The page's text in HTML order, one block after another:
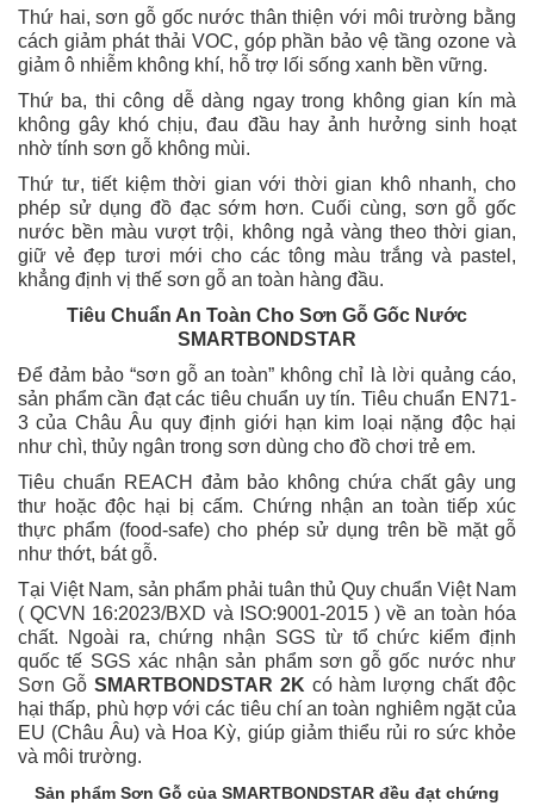
Thứ hai, sơn gỗ gốc nước thân thiện với môi trường bằng
cách giảm phát thải VOC, góp phần bảo vệ tầng ozone và
giảm ô nhiễm không khí, hỗ trợ lối sống xanh bền vững.
Thứ ba, thi công dễ dàng ngay trong không gian kín mà
không gây khó chịu, đau đầu hay ảnh hưởng sinh hoạt
nhờ tính sơn gỗ không mùi.
Thứ tư, tiết kiệm thời gian với thời gian khô nhanh, cho
phép sử dụng đồ đạc sớm hơn. Cuối cùng, sơn gỗ gốc
nước bền màu vượt trội, không ngả vàng theo thời gian,
giữ vẻ đẹp tươi mới cho các tông màu trắng và pastel,
khẳng định vị thế sơn gỗ an toàn hàng đầu.
Tiêu Chuẩn An Toàn Cho Sơn Gỗ Gốc Nước
SMARTBONDSTAR
Để đảm bảo “sơn gỗ an toàn” không chỉ là lời quảng cáo,
sản phẩm cần đạt các tiêu chuẩn uy tín. Tiêu chuẩn EN71-
3 của Châu Âu quy định giới hạn kim loại nặng độc hại
như chì, thủy ngân trong sơn dùng cho đồ chơi trẻ em.
Tiêu chuẩn REACH đảm bảo không chứa chất gây ung
thư hoặc độc hại bị cấm. Chứng nhận an toàn tiếp xúc
thực phẩm (food-safe) cho phép sử dụng trên bề mặt gỗ
như thớt, bát gỗ.
Tại Việt Nam, sản phẩm phải tuân thủ Quy chuẩn Việt Nam
( QCVN 16:2023/BXD và ISO:9001-2015 ) về an toàn hóa
chất. Ngoài ra, chứng nhận SGS từ tổ chức kiểm định
quốc tế SGS xác nhận sản phẩm sơn gỗ gốc nước như
Sơn Gỗ SMARTBONDSTAR 2K có hàm lượng chất độc
hại thấp, phù hợp với các tiêu chí an toàn nghiêm ngặt của
EU (Châu Âu) và Hoa Kỳ, giúp giảm thiểu rủi ro sức khỏe
và môi trường.
Sản phẩm Sơn Gỗ của SMARTBONDSTAR đều đạt chứng